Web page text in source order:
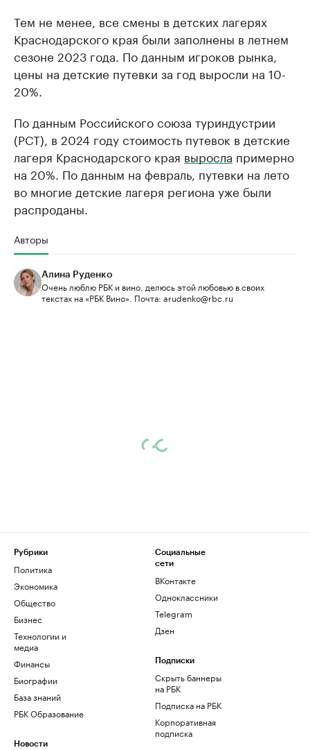
Тем не менее, все смены в детских лагерях
Краснодарского края были заполнены в летнем
сезоне 2023 года. По данным игроков рынка,
цены на детские путевки за год выросли на 10-
20%.
По данным Российского союза туриндустрии
(РСТ), в 2024 году стоимость путевок в детские
лагеря Краснодарского края выросла примерно
на 20%. По данным на февраль, путевки на лето
во многие детские лагеря региона уже были
распроданы.
Авторы
Алина Руденко
Очень люблю РБК и вино, делюсь этой любовью в своих
текстах на «РБК Вино». Почта: arudenko@rbc.ru
Рубрики
Политика
Экономика
Общество
Бизнес
Технологии и
медиа
Финансы
Биографии
База знаний
РБК Образование
Новости
Социальные
сети
ВКонтакте
Одноклассники
Telegram
Дзен
Подписки
Скрыть баннеры
на РБК
Подписка на РБК
Корпоративная
подписка